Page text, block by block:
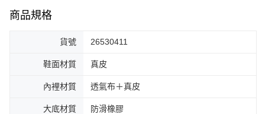
商品規格
貨號 26530411
鞋面材質 真皮
內裡材質 透氣布＋真皮
大底材質 防滑橡膠